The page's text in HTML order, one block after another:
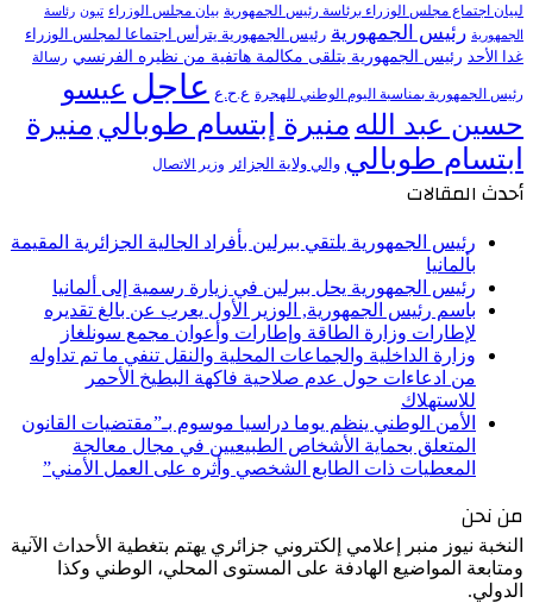
لبيان اجتماع مجلس الوزراء برئاسة رئيس الجمهورية بيان مجلس الوزراء تبون رئاسة
الجمهورية رئيس الجمهورية رئيس الجمهورية يترأس اجتماعا لمجلس الوزراء
غدا الأحد رئيس الجمهورية يتلقى مكالمة هاتفية من نظيره الفرنسي رسالة
رئيس الجمهورية بمناسبة اليوم الوطني للهجرة ع.ح.ع عاجل عيسو
حسين عبد الله منيرة إبتسام طوبالي منيرة
ابتسام طوبالي والي ولاية الجزائر وزير الاتصال
أحدث المقالات
رئيس الجمهورية يلتقي ببرلين بأفراد الجالية الجزائرية المقيمة
بألمانيا
رئيس الجمهورية يحل ببرلين في زيارة رسمية إلى ألمانيا
باسم رئيس الجمهورية, الوزير الأول يعرب عن بالغ تقديره
لإطارات وزارة الطاقة وإطارات وأعوان مجمع سونلغاز
وزارة الداخلية والجماعات المحلية والنقل تنفي ما تم تداوله
من ادعاءات حول عدم صلاحية فاكهة البطيخ الأحمر
للاستهلاك
الأمن الوطني ينظم يوما دراسيا موسوم بـ”مقتضيات القانون
المتعلق بحماية الأشخاص الطبيعيين في مجال معالجة
المعطيات ذات الطابع الشخصي وأثره على العمل الأمني”
من نحن
النخبة نيوز منبر إعلامي إلكتروني جزائري يهتم بتغطية الأحداث الآنية
ومتابعة المواضيع الهادفة على المستوى المحلي، الوطني وكذا
الدولي.